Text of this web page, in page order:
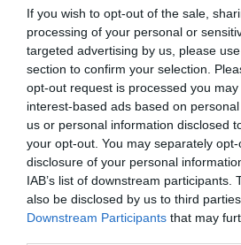
If you wish to opt-out of the sale,
processing of your personal or
targeted advertising by us, please
section to confirm your selection.
opt-out request is processed you
interest-based ads based on
us or personal information disclosed
your opt-out. You may separately
disclosure of your personal
IAB’s list of downstream participants.
also be disclosed by us to third
Downstream Participants that may
Charakterystyka
Mode,
Free,
Design,
bit, HP
Kolor
Wymiary
(szer./głęb./wys.)
53.94
cm - z